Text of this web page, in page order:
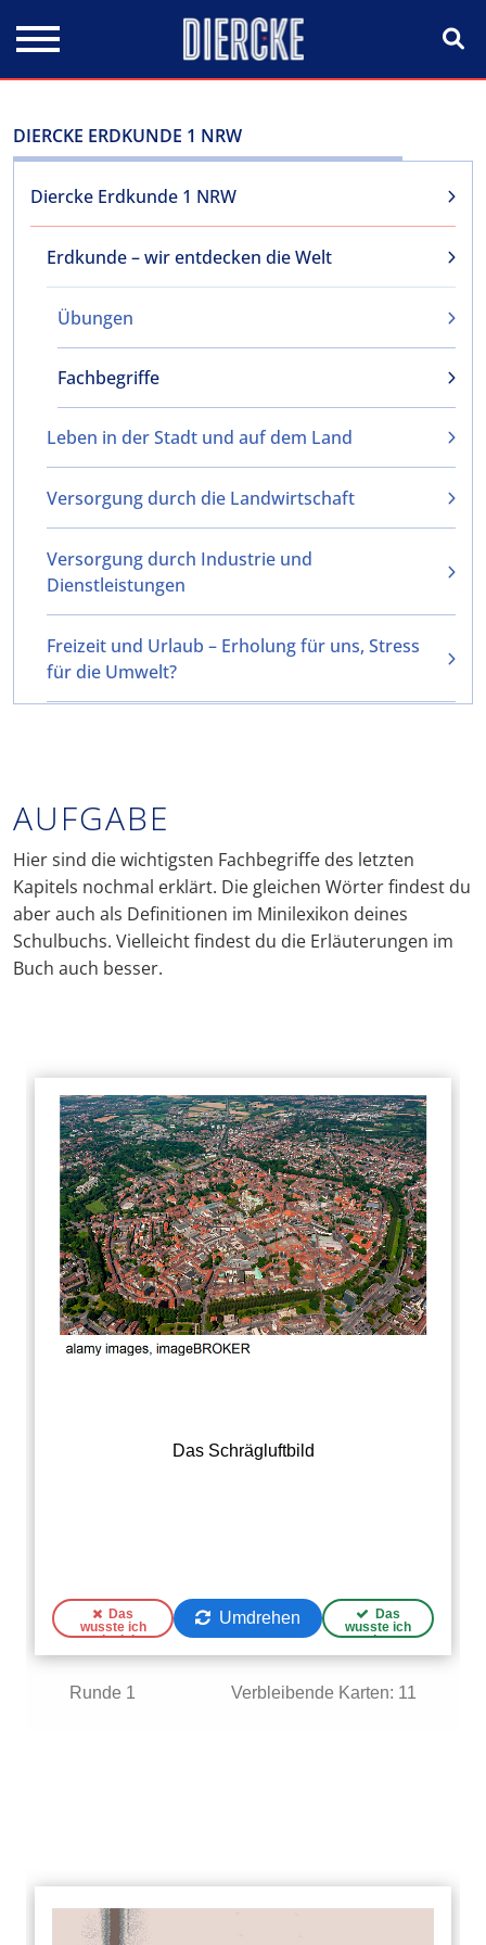
DIERCKE ERDKUNDE 1 NRW
Diercke Erdkunde 1 NRW
Erdkunde – wir entdecken die Welt
Übungen
Fachbegriffe
Leben in der Stadt und auf dem Land
Versorgung durch die Landwirtschaft
Versorgung durch Industrie und
Dienstleistungen
Freizeit und Urlaub – Erholung für uns, Stress
für die Umwelt?
AUFGABE
Hier sind die wichtigsten Fachbegriffe des letzten
Kapitels nochmal erklärt. Die gleichen Wörter findest du
aber auch als Definitionen im Minilexikon deines
Schulbuchs. Vielleicht findest du die Erläuterungen im
Buch auch besser.